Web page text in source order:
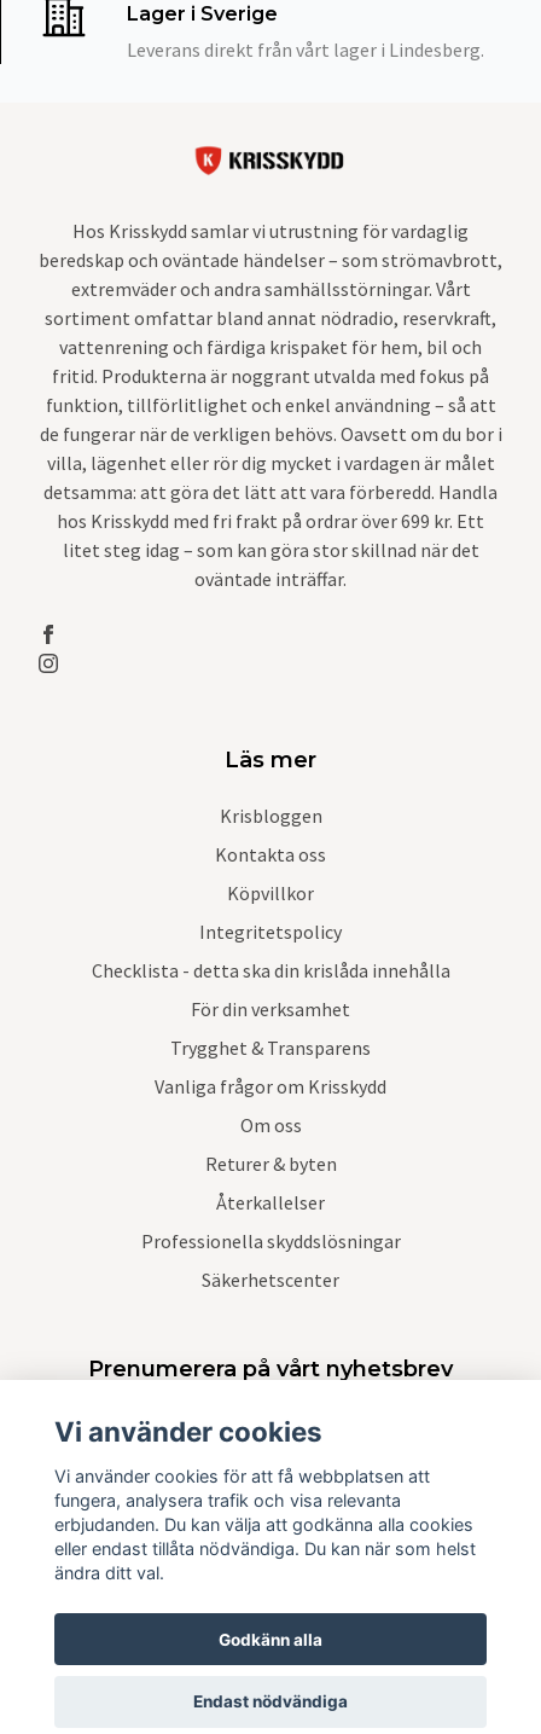
Lager i Sverige
Leverans direkt från vårt lager i Lindesberg.
Hos Krisskydd samlar vi utrustning för vardaglig
beredskap och oväntade händelser – som strömavbrott,
extremväder och andra samhällsstörningar. Vårt
sortiment omfattar bland annat nödradio, reservkraft,
vattenrening och färdiga krispaket för hem, bil och
fritid. Produkterna är noggrant utvalda med fokus på
funktion, tillförlitlighet och enkel användning – så att
de fungerar när de verkligen behövs. Oavsett om du bor i
villa, lägenhet eller rör dig mycket i vardagen är målet
detsamma: att göra det lätt att vara förberedd. Handla
hos Krisskydd med fri frakt på ordrar över 699 kr. Ett
litet steg idag – som kan göra stor skillnad när det
oväntade inträffar.
Läs mer
Krisbloggen
Kontakta oss
Köpvillkor
Integritetspolicy
Checklista - detta ska din krislåda innehålla
För din verksamhet
Trygghet & Transparens
Vanliga frågor om Krisskydd
Om oss
Returer & byten
Återkallelser
Professionella skyddslösningar
Säkerhetscenter
Prenumerera på vårt nyhetsbrev
© 2026 Krisskydd Sverige AB
Vi använder cookies
Vi använder cookies för att få webbplatsen att
fungera, analysera trafik och visa relevanta
erbjudanden. Du kan välja att godkänna alla cookies
eller endast tillåta nödvändiga. Du kan när som helst
ändra ditt val.
Godkänn alla
Endast nödvändiga